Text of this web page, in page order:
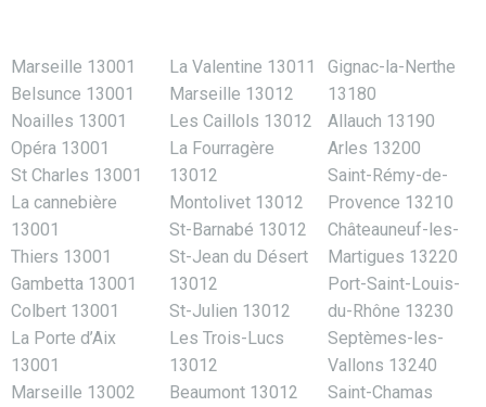
Marseille 13001
Belsunce 13001
Noailles 13001
Opéra 13001
St Charles 13001
La cannebière
13001
Thiers 13001
Gambetta 13001
Colbert 13001
La Porte d’Aix
13001
Marseille 13002
La Valentine 13011
Marseille 13012
Les Caillols 13012
La Fourragère
13012
Montolivet 13012
St-Barnabé 13012
St-Jean du Désert
13012
St-Julien 13012
Les Trois-Lucs
13012
Beaumont 13012
Gignac-la-Nerthe
13180
Allauch 13190
Arles 13200
Saint-Rémy-de-
Provence 13210
Châteauneuf-les-
Martigues 13220
Port-Saint-Louis-
du-Rhône 13230
Septèmes-les-
Vallons 13240
Saint-Chamas